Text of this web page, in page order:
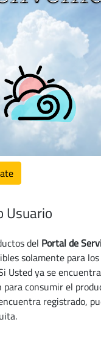
Usuario
del Portal de
solamente para
Usted ya se
para consumir el
registrado,